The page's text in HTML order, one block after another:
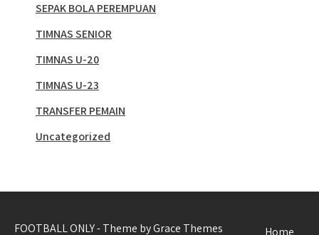
SEPAK BOLA PEREMPUAN
TIMNAS SENIOR
TIMNAS U-20
TIMNAS U-23
TRANSFER PEMAIN
Uncategorized
FOOTBALL ONLY - Theme by Grace Themes Home